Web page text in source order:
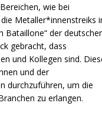
wie bei
Metaller*innenstreiks
Bataillone“ der
gebracht, dass
und Kollegen sind.
und der
durchzuführen, um die
zu erlangen.